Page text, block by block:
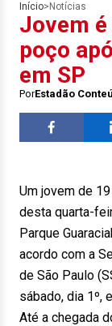
Início> Notícias
Jovem
poço
em SP
PorEstadão
Um jovem de
desta quarta-
Parque
acordo com a
de São Paulo
sábado, dia 1º,
Até a chegada